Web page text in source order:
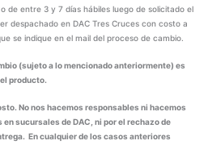
de entre 3 y 7 días hábiles luego de solicitado el
despachado en DAC Tres Cruces con costo a
se indique en el mail del proceso de cambio.
(sujeto a lo mencionado anteriormente) es
producto.
No nos hacemos responsables ni hacemos
sucursales de DAC, ni por el rechazo de
En cualquier de los casos anteriores